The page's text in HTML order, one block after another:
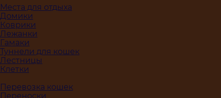
Места для отдыха
Домики
Коврики
Лежанки
Гамаки
Туннели для кошек
Лестницы
Клетки
Перевозка кошек
Переноски